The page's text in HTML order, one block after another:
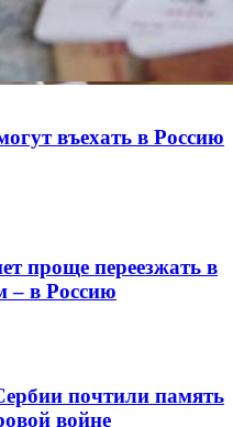
въехать в Россию
проще переезжать в
– в Россию
почтили память
войне